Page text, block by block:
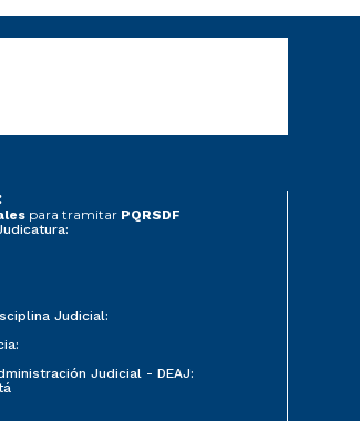
para tramitar PQRSDF
Judicial:
Judicial - DEAJ: